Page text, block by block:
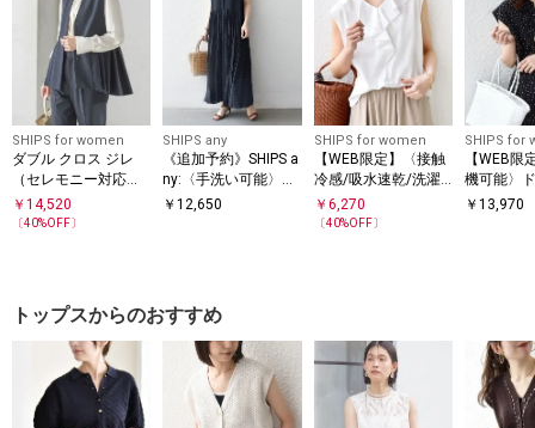
SHIPS for women
ダブル クロス ジレ
（セレモニー対応
可）
￥ 14,520
〔40%OFF〕
SHIPS any
《追加予約》SHIPS a
ny:〈手洗い可能〉ド
ット バンドカラー フ
￥12,650
SHIPS for women
【WEB限定】〈接触
冷感/吸水速乾/洗濯
機可能〉ハイゲージ
ポンチ フリル カット
￥ 6,270
〔40%OFF〕
SHIPS for
【WEB限
機可能〉
サイド プ
￥13,970
トップスからのおすすめ